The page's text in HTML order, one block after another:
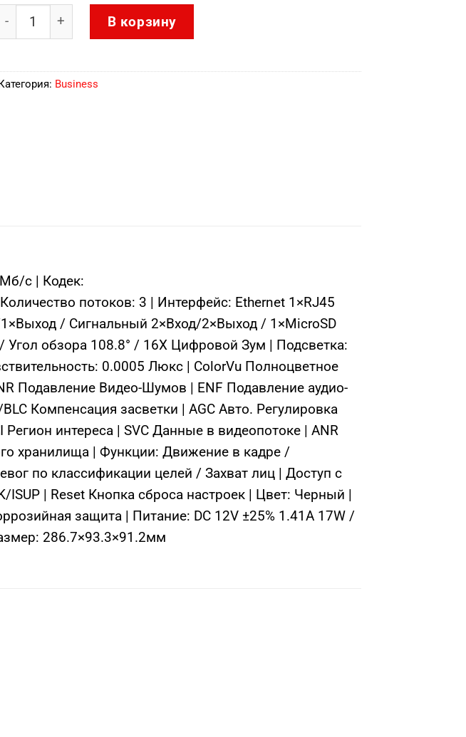
Количество товара DS-2CD2T67G3-LIS2UY/SL(BLACK) (2.8mm)
В корзину
Business
с | Кодек:
потоков: 3 | Интерфейс: Ethernet 1×RJ45
/ Сигнальный 2×Вход/2×Выход / 1×MicroSD
обзора 108.8° / 16X Цифровой Зум | Подсветка:
0.0005 Люкс | ColorVu Полноцветное
Подавление Видео-Шумов | ENF Подавление аудио-
Компенсация засветки | AGC Авто. Регулировка
интереса | SVC Данные в видеопотоке | ANR
хранилища | Функции: Движение в кадре /
по классификации целей / Захват лиц | Доступ с
| Reset Кнопка сброса настроек | Цвет: Черный |
защита | Питание: DC 12V ±25% 1.41A 17W /
286.7×93.3×91.2мм